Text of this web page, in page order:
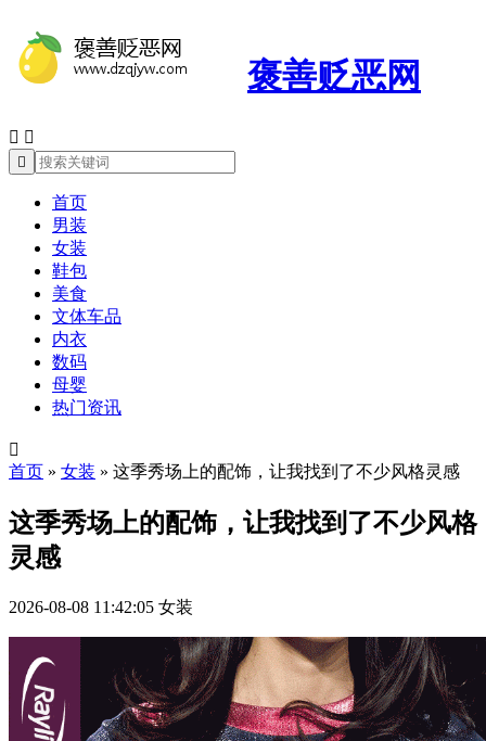
褒善贬恶网
 

首页
男装
女装
鞋包
美食
文体车品
内衣
数码
母婴
热门资讯

首页 » 女装 » 这季秀场上的配饰，让我找到了不少风格灵感
这季秀场上的配饰，让我找到了不少风格
灵感
2026-08-08 11:42:05 女装